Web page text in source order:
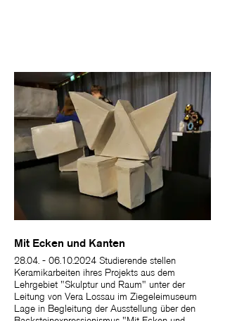
Mit Ecken und Kanten
28.04. - 06.10.2024 Studierende stellen
Keramikarbeiten ihres Projekts aus dem
Lehrgebiet "Skulptur und Raum" unter der
Leitung von Vera Lossau im Ziegeleimuseum
Lage in Begleitung der Ausstellung über den